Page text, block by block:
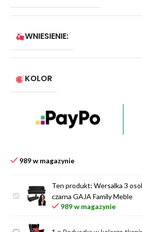
Sofa niebieska
błękitna 3
osobowa
WERSALKA
welurowa uszak
GAJA Family
Duża KANAPA
sofa rozkładana
wersalka USZAK
ciemnoszara
GAJA Family
1987,67zł
WNIESIENIE:
KOLOR
989 w magazynie
Wersalka
osobowa
sofa
Ten produkt: Wersalka 3
czarna GAJA Family Meble
989 w magazynie